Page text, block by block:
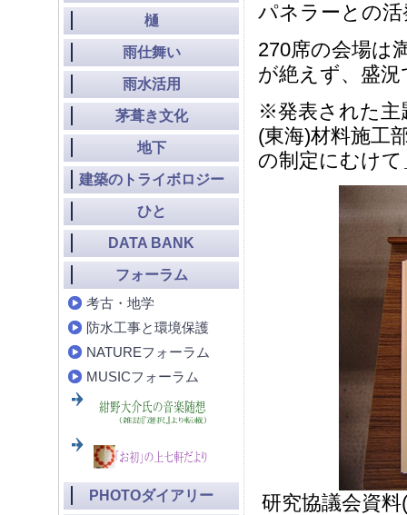
パネラーとの
270席の会場は
が絶えず、盛
※発表された主
(東海)材料施工
の制定にむけて
研究協議会資
樋
雨仕舞い
雨水活用
茅葺き文化
地下
建築のトライボロジー
ひと
DATA BANK
フォーラム
考古・地学
防水工事と環境保護
NATUREフォーラム
MUSICフォーラム
PHOTOダイアリー